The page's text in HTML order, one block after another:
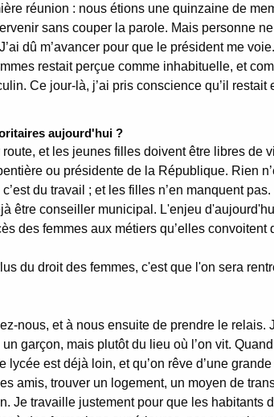
réunion : nous étions une quinzaine de
sans couper la parole. Mais personne
dû m’avancer pour que le président me
restait perçue comme inhabituelle, et
Ce jour-là, j’ai pris conscience qu’il restait
aujourd'hui ?
et les jeunes filles doivent être libres de
ou présidente de la République. Rien
du travail ; et les filles n’en manquent pas.
être conseiller municipal. L'enjeu
des femmes aux métiers qu’elles convoitent
du droit des femmes, c'est que l'on sera
nous, et à nous ensuite de prendre le relais.
garçon, mais plutôt du lieu où l’on vit.
est déjà loin, et qu’on rêve d’une
amis, trouver un logement, un moyen de
Je travaille justement pour que les habitants